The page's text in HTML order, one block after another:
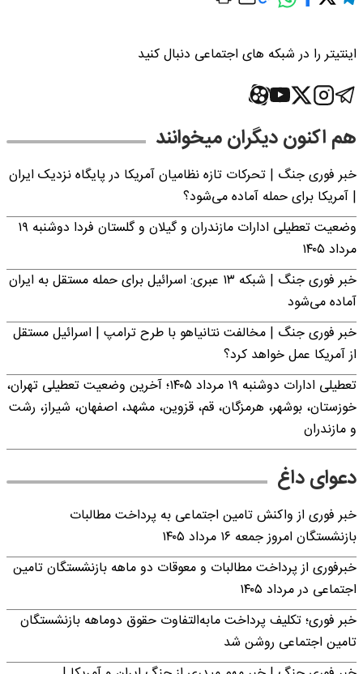
اینتیتر را در شبکه های اجتماعی دنبال کنید
هم اکنون دیگران میخوانند
خبر فوری جنگ | تحرکات تازه نظامیان آمریکا در پایگاه نزدیک ایران
| آمریکا برای حمله آماده می‌شود؟
وضعیت تعطیلی ادارات مازندران و گیلان و گلستان فردا دوشنبه ۱۹
مرداد ۱۴۰۵
خبر فوری جنگ | شبکه ۱۳ عبری: اسرائیل برای حمله مستقل به ایران
آماده می‌شود
خبر فوری جنگ | مخالفت نتانیاهو با طرح ترامپ | اسرائیل مستقل
از آمریکا عمل خواهد کرد؟
تعطیلی ادارات دوشنبه ۱۹ مرداد ۱۴۰۵؛ آخرین وضعیت تعطیلی تهران،
خوزستان، بوشهر، هرمزگان، قم، قزوین، مشهد، اصفهان، شیراز، رشت
و مازندران
دعوای داغ
خبر فوری از واکنش تامین اجتماعی به پرداخت مطالبات
بازنشستگان امروز جمعه ۱۶ مرداد ۱۴۰۵
خبرفوری از پرداخت مطالبات و معوقات دو ماهه بازنشستگان تامین
اجتماعی در مرداد ۱۴۰۵
خبر فوری؛ تکلیف پرداخت مابه‌التفاوت حقوق دوماهه بازنشستگان
تامین اجتماعی روشن شد